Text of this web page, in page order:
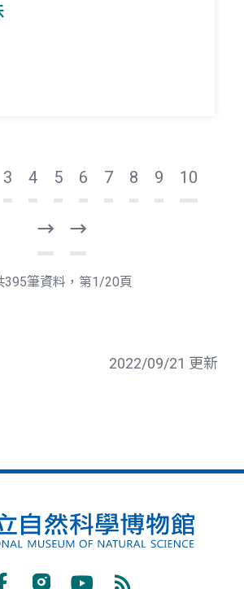
3 4 5 6 7 8 9 10
一
頁
後
一
395筆資料，第1/20頁
2022/09/21 更新